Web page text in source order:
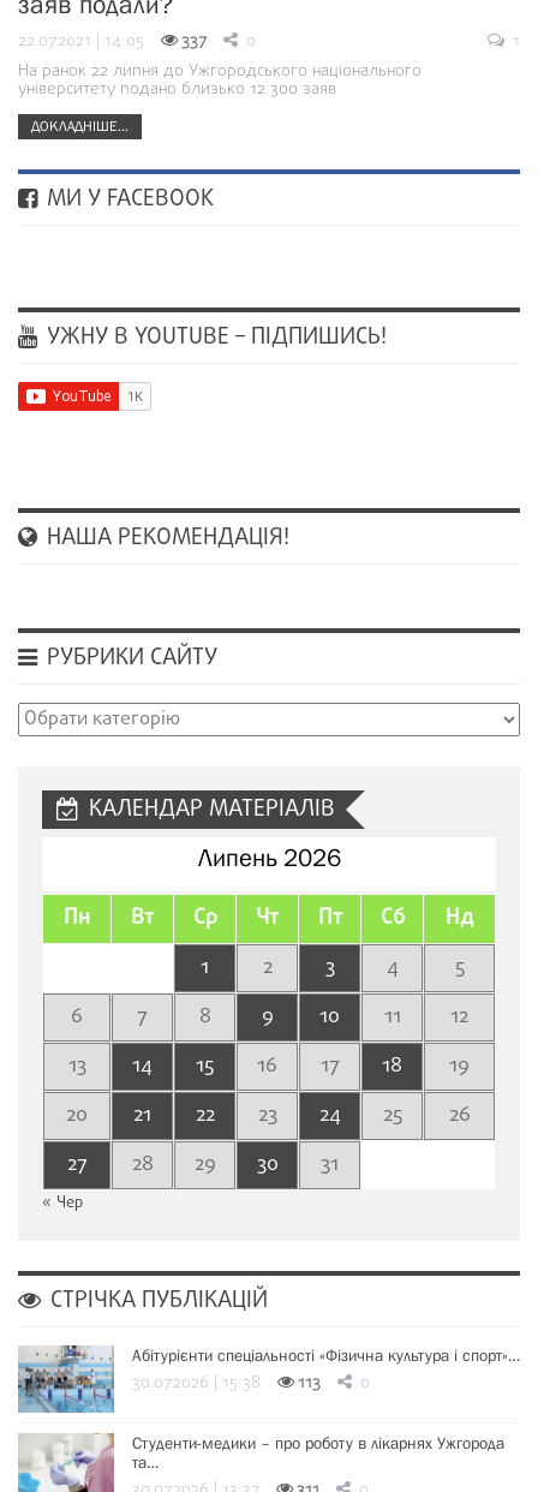
22.07.2021 | 14:05 337 0
1
На ранок 22 липня до Ужгородського національного
університету подано близько 12 300 заяв
ДОКЛАДНІШЕ...
МИ У FACEBOOK
УЖНУ В YOUTUBE – ПІДПИШИСЬ!
НАША РЕКОМЕНДАЦІЯ!
РУБРИКИ САЙТУ
Рубрики
КАЛЕНДАР МАТЕРІАЛІВ
Липень 2026
Пн Вт Ср Чт Пт Сб Нд
1 2 3 4
5
6
7 8 9 10 11
12
13
14 15 16 17 18
19
20
21 22 23 24 25
26
27
28 29 30 31
« Чер
СТРІЧКА ПУБЛІКАЦІЙ
Абітурієнти спеціальності «Фізична культура і спорт»…
30.07.2026 | 15:38 113 0
Студенти-медики – про роботу в лікарнях Ужгорода
та…